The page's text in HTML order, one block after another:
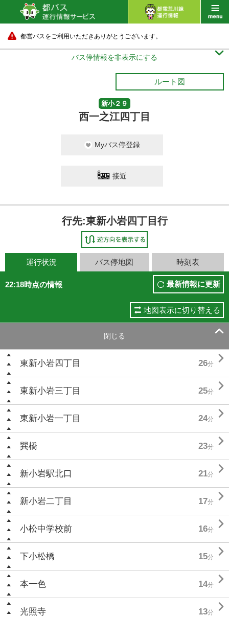
都営バスをご利用いただきありがとうございます。
バス停情報を非表示にする 
ルート図
新小２９
西一之江四丁目
Myバス停登録
接近
行先:東新小岩四丁目行
運行状況 バス停地図 時刻表
22:18時点の情報 最新情報に更新
地図表示に切り替える
閉じる 
東新小岩四丁目 26分 
東新小岩三丁目 25分 
東新小岩一丁目 24分 
巽橋 23分 
新小岩駅北口 21分 
新小岩二丁目 17分 
小松中学校前 16分 
下小松橋 15分 
本一色 14分 
光照寺 13分 